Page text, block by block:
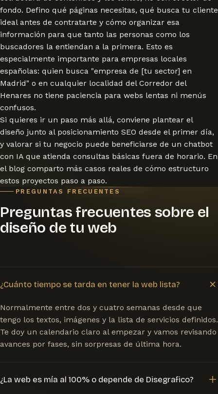
fondo. Defino qué páginas necesitas, qué busca tu cliente
ideal antes de contratarte y cómo organizar esa
información para que tanto las personas como los
buscadores la entiendan a la primera. Esto es
especialmente importante para empresas locales
españolas: quien busca "empresa de [tu sector] en
Madrid" o en cualquier localidad del Corredor del
Henares no tiene paciencia para webs lentas ni menús
confusos.
Si quieres ir un paso más allá, conviene plantear el
diseño junto al posicionamiento SEO desde el primer día,
y valorar si tu negocio puede beneficiarse de un chatbot
con IA que atienda consultas básicas fuera de horario. En
el blog comparto más casos reales de cómo estructuro
estos proyectos paso a paso.
PREGUNTAS FRECUENTES
Preguntas frecuentes sobre el
diseño de tu web
¿Cuánto tiempo se tarda en tener la web lista?
Normalmente entre dos y cuatro semanas desde que
tengo los textos, imágenes y la lista de servicios definidos.
Te doy un calendario claro al empezar y vamos revisando
avances por fases, sin sorpresas de última hora.
¿La web es mía al 100% o depende de Disegrafico?